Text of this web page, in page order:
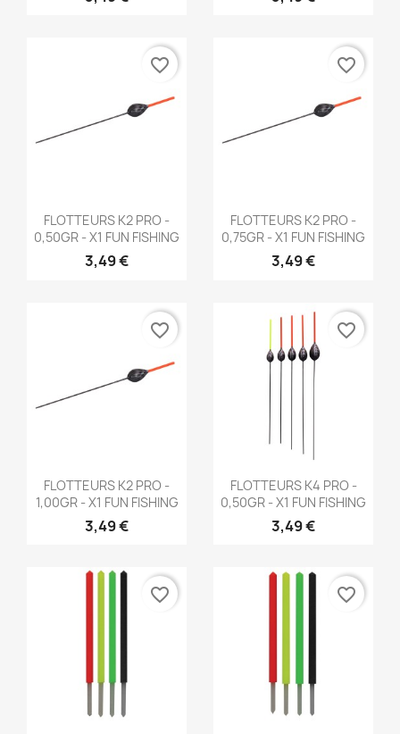
Aperçu rapide
FLOTTEURS K2 PRO -
0,50GR - X1 FUN FISHING
3,49 €
favorite_border
Aperçu rapide
FLOTTEURS K2 PRO -
0,75GR - X1 FUN FISHING
3,49 €
favorite_border
Aperçu rapide
FLOTTEURS K2 PRO -
1,00GR - X1 FUN FISHING
3,49 €
favorite_border
Aperçu rapide
FLOTTEURS K4 PRO -
0,50GR - X1 FUN FISHING
3,49 €
favorite_border
favorite_border favorite_border